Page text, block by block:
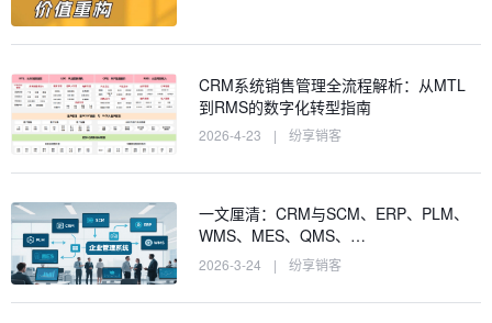
CRM系统销售管理全流程解析：从MTL
到RMS的数字化转型指南
2026-4-23 | 纷享销客
一文厘清：CRM与SCM、ERP、PLM、
WMS、MES、QMS、…
2026-3-24 | 纷享销客